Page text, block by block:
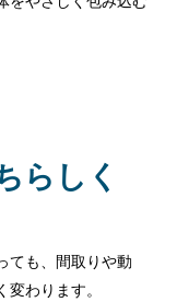
らしく
ても、間取りや動
わります。